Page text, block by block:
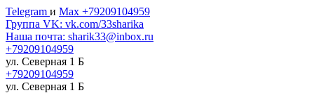
Telegram и Max +79209104959
Группа VK: vk.com/33sharika
Наша почта: sharik33@inbox.ru
+79209104959
ул. Северная 1 Б
+79209104959
ул. Северная 1 Б